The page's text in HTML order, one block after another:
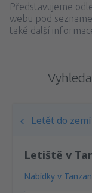
Představujeme
webu pod
také další
Letět do zemí
Letiště v
Nabídky v